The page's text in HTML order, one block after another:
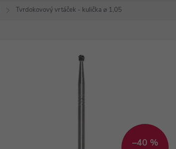
Tvrdokovový vrtáček - kulička ⌀ 1,05
–40 %